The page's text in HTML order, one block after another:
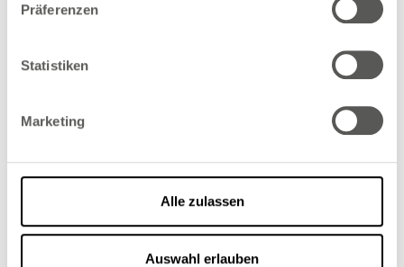
Präferenzen
Statistiken
Marketing
Alle zulassen
Auswahl erlauben
wurde als erste Lizenz in das Sortiment von Florida
beiden Eissorten
Traumsand mit dem Sandmännchen
fest etabliert und
genießen volle Begeisterung von den Sandmännchen-
Fans und Eisliebhabern. Im Interview wagt Herr Höhn,
des Sandmännchens es im nächsten Schritt
Neben unseren erfolgreichen Lizenzprodukten